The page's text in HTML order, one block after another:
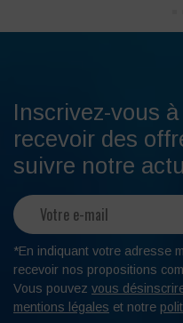
Inscrivez-vous
recevoir des
suivre notre
*En indiquant votre adresse
recevoir nos propositions
Vous pouvez vous
mentions légales et notre